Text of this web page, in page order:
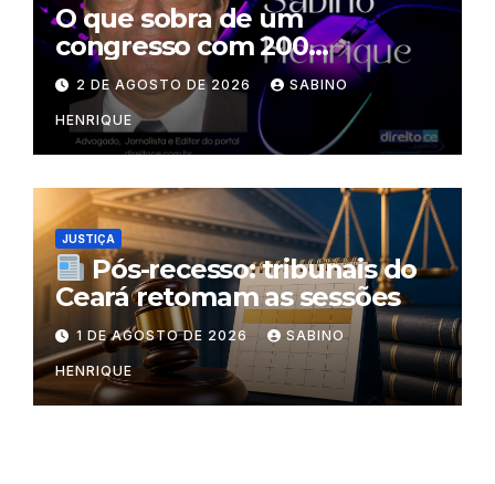
O que sobra de um
congresso com 200
palestrantes?
2 DE AGOSTO DE 2026 SABINO
HENRIQUE
JUSTIÇA
Pós-recesso: tribunais do
Ceará retomam as sessões
1 DE AGOSTO DE 2026 SABINO
HENRIQUE